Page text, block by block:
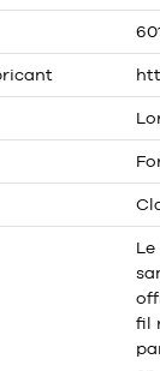
fil